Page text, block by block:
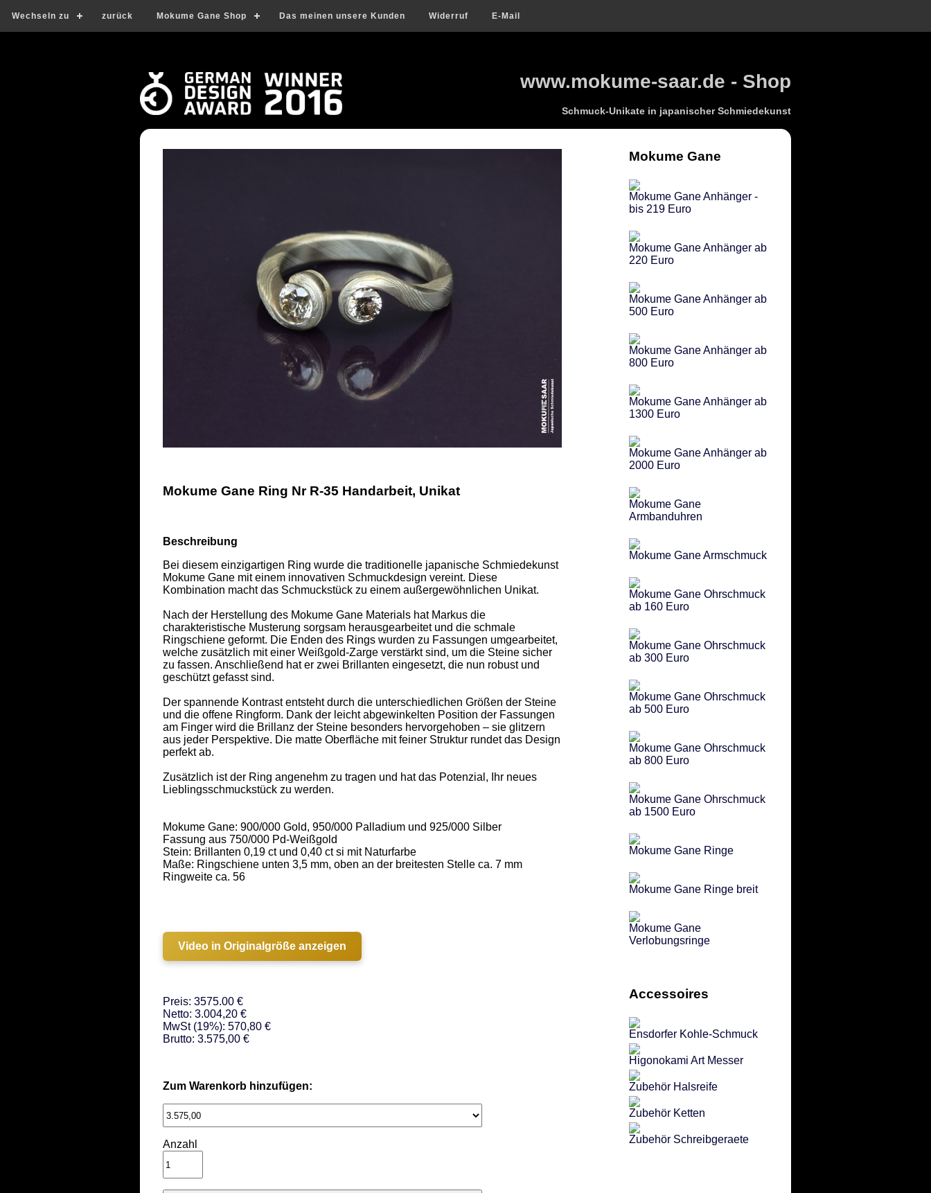
Wechseln zu zurück Mokume Gane Shop Das meinen unsere Kunden Widerruf E-Mail
www.mokume-saar.de - Shop
Schmuck-Unikate in japanischer Schmiedekunst
Mokume Gane Ring Nr R-35 Handarbeit, Unikat
Beschreibung
Bei diesem einzigartigen Ring wurde die traditionelle japanische Schmiedekunst
Mokume Gane mit einem innovativen Schmuckdesign vereint. Diese
Kombination macht das Schmuckstück zu einem außergewöhnlichen Unikat.
Nach der Herstellung des Mokume Gane Materials hat Markus die
charakteristische Musterung sorgsam herausgearbeitet und die schmale
Ringschiene geformt. Die Enden des Rings wurden zu Fassungen umgearbeitet,
welche zusätzlich mit einer Weißgold-Zarge verstärkt sind, um die Steine sicher
zu fassen. Anschließend hat er zwei Brillanten eingesetzt, die nun robust und
geschützt gefasst sind.
Der spannende Kontrast entsteht durch die unterschiedlichen Größen der Steine
und die offene Ringform. Dank der leicht abgewinkelten Position der Fassungen
am Finger wird die Brillanz der Steine besonders hervorgehoben – sie glitzern
aus jeder Perspektive. Die matte Oberfläche mit feiner Struktur rundet das Design
perfekt ab.
Zusätzlich ist der Ring angenehm zu tragen und hat das Potenzial, Ihr neues
Lieblingsschmuckstück zu werden.
Mokume Gane: 900/000 Gold, 950/000 Palladium und 925/000 Silber
Fassung aus 750/000 Pd-Weißgold
Stein: Brillanten 0,19 ct und 0,40 ct si mit Naturfarbe
Maße: Ringschiene unten 3,5 mm, oben an der breitesten Stelle ca. 7 mm
Ringweite ca. 56
Video in Originalgröße anzeigen
Preis: 3575.00 €
Netto: 3.004,20 €
MwSt (19%): 570,80 €
Brutto: 3.575,00 €
Zum Warenkorb hinzufügen:
Anzahl
Mokume Gane
Mokume Gane Anhänger -
bis 219 Euro
Mokume Gane Anhänger ab
220 Euro
Mokume Gane Anhänger ab
500 Euro
Mokume Gane Anhänger ab
800 Euro
Mokume Gane Anhänger ab
1300 Euro
Mokume Gane Anhänger ab
2000 Euro
Mokume Gane
Armbanduhren
Mokume Gane Armschmuck
Mokume Gane Ohrschmuck
ab 160 Euro
Mokume Gane Ohrschmuck
ab 300 Euro
Mokume Gane Ohrschmuck
ab 500 Euro
Mokume Gane Ohrschmuck
ab 800 Euro
Mokume Gane Ohrschmuck
ab 1500 Euro
Mokume Gane Ringe
Mokume Gane Ringe breit
Mokume Gane
Verlobungsringe
Accessoires
Ensdorfer Kohle-Schmuck
Higonokami Art Messer
Zubehör Halsreife
Zubehör Ketten
Zubehör Schreibgeraete